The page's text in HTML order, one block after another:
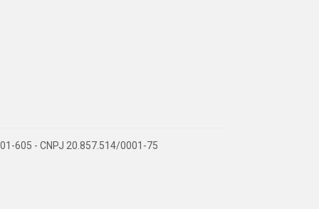
605 - CNPJ 20.857.514/0001-75